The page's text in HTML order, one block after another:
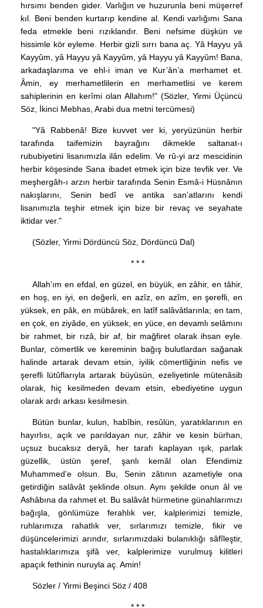
hırsımı benden gider. Varlığın ve huzurunla beni müşerref
kıl. Beni benden kurtarıp kendine al. Kendi varlığımı Sana
feda etmekle beni rızıklandır. Beni nefsime düşkün ve
hissimle kör eyleme. Herbir gizli sırrı bana aç. Yâ Hayyu yâ
Kayyûm, yâ Hayyu yâ Kayyûm, yâ Hayyu yâ Kayyûm! Bana,
arkadaşlarıma ve ehl-i iman ve Kur’ân’a merhamet et.
Âmin, ey merhametlilerin en merhametlisi ve kerem
sahiplerinin en kerîmi olan Allahım!" (Sözler, Yirmi Üçüncü
Söz, İkinci Mebhas, Arabi dua metni tercümesi)
"Yâ Rabbenâ! Bize kuvvet ver ki, yeryüzünün herbir
tarafında taifemizin bayrağını dikmekle saltanat-ı
rububiyetini lisanımızla ilân edelim. Ve rû-yi arz mescidinin
herbir köşesinde Sana ibadet etmek için bize tevfik ver. Ve
meşhergâh-ı arzın herbir tarafında Senin Esmâ-i Hüsnânın
nakışlarını, Senin bedî ve antika san’atlarını kendi
lisanımızla teşhir etmek için bize bir revaç ve seyahate
iktidar ver."
(Sözler, Yirmi Dördüncü Söz, Dördüncü Dal)
* * *
Allah’ım en efdal, en güzel, en büyük, en zâhir, en tâhir,
en hoş, en iyi, en değerli, en azîz, en azîm, en şerefli, en
yüksek, en pâk, en mübârek, en latîf salâvâtlarınla; en tam,
en çok, en ziyâde, en yüksek, en yüce, en devamlı selâmını
bir rahmet, bir rızâ, bir af, bir mağfiret olarak ihsan eyle.
Bunlar, cömertlik ve kereminin bağış bulutlardan sağanak
halinde artarak devam etsin, iyilik cömertliğinin nefis ve
şerefli lütûflarıyla artarak büyüsün, ezeliyetinle mütenâsib
olarak, hiç kesilmeden devam etsin, ebediyetine uygun
olarak ardı arkası kesilmesin.
Bütün bunlar, kulun, habîbin, resûlün, yaratıklarının en
hayırlısı, açık ve parıldayan nur, zâhir ve kesin bürhan,
uçsuz bucaksız deryâ, her tarafı kaplayan ışık, parlak
güzellik, üstün şeref, şanlı kemâl olan Efendimiz
Muhammed’e olsun. Bu, Senin zâtının azametiyle ona
getirdiğin salâvât şeklinde olsun. Aynı şekilde onun âl ve
Ashâbına da rahmet et. Bu salâvât hürmetine günahlarımızı
bağışla, gönlümüze ferahlık ver, kalplerimizi temizle,
ruhlarımıza rahatlık ver, sırlarımızı temizle, fikir ve
düşüncelerimizi arındır, sırlarımızdaki bulanıklığı sâfîleştir,
hastalıklarımıza şifâ ver, kalplerimize vurulmuş kilitleri
apaçık fethinin nuruyla aç. Amin!
Sözler / Yirmi Beşinci Söz / 408